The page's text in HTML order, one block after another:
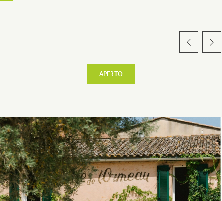
APERTO